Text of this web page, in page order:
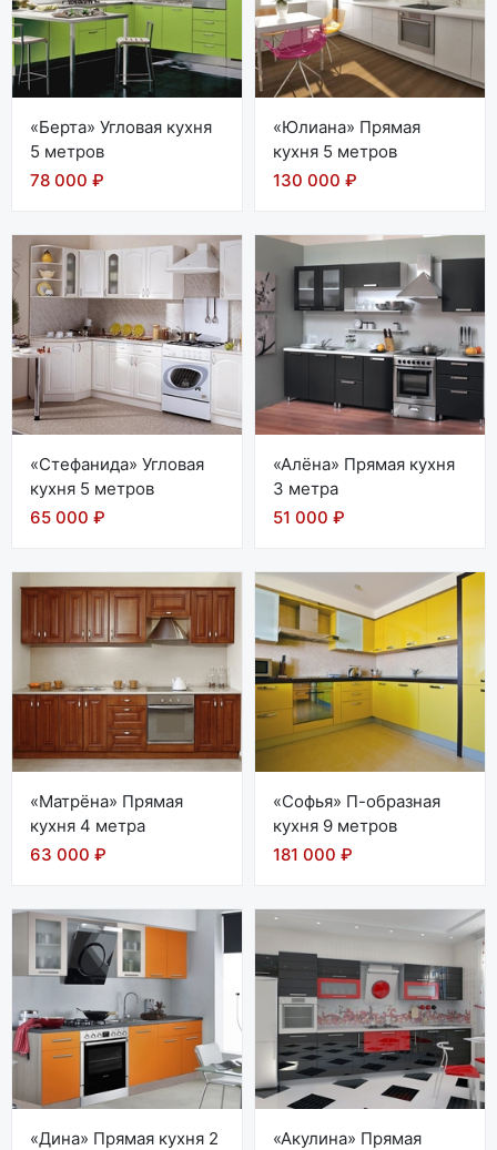
«Берта» Угловая кухня
5 метров
78 000 ₽
«Юлиана» Прямая
кухня 5 метров
130 000 ₽
«Стефанида» Угловая
кухня 5 метров
65 000 ₽
«Алёна» Прямая кухня
3 метра
51 000 ₽
«Матрёна» Прямая
кухня 4 метра
63 000 ₽
«Софья» П-образная
кухня 9 метров
181 000 ₽
«Дина» Прямая кухня 2
«Акулина» Прямая